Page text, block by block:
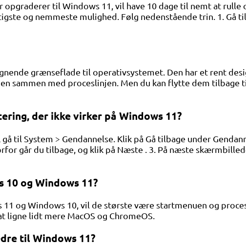
til Windows 11, vil have 10 dage til nemt at
og nemmeste mulighed. Følg nedenstående trin. 1. Gå
grænseflade til operativsystemet. Den har et rent
sammen med proceslinjen. Men du kan flytte dem
der ikke virker på Windows 11?
til System > Gendannelse. Klik på Gå tilbage under
går du tilbage, og klik på Næste . 3. På næste
og Windows 11?
og Windows 10, vil de største være startmenuen og
lidt mere MacOS og ChromeOS.
til Windows 11?